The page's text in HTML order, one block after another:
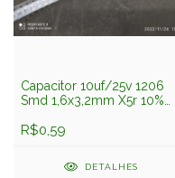
Capacitor 10uf/25v 1206
Smd 1,6x3,2mm X5r 10%
Yuden
R$0,59
DETALHES